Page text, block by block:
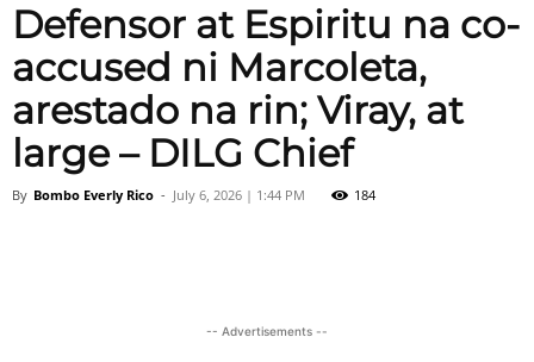
Defensor at Espiritu na co-
accused ni Marcoleta,
arestado na rin; Viray, at
large – DILG Chief
By Bombo Everly Rico - July 6, 2026 | 1:44 PM 184
-- Advertisements --